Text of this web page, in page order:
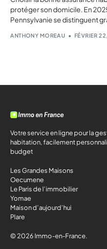
protéger son domicile. En
Pennsylvanie se distinguent
ANTHONY MOREAU FÉVRIER
Votre service en ligne pour la
habitation, facilement
budget
Les Grandes Maisons
Oecumene
Le Paris de l’immobilier
Yomae
Maison d’aujourd’hui
Plare
© 2026 Immo-en-France.